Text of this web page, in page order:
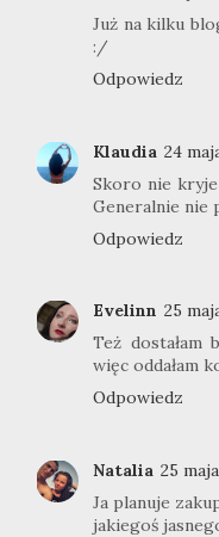
Już na kilku
:/
Odpowiedz
Klaudia 24
Skoro nie
Generalnie nie
Odpowiedz
Evelinn 25
Też dostałam
więc oddałam
Odpowiedz
Natalia 25
Ja planuje
jakiegoś